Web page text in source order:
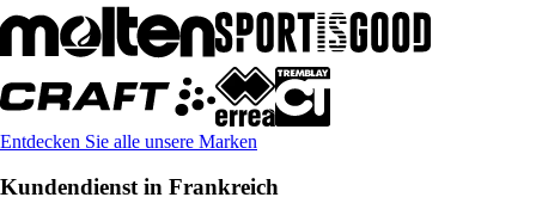
Entdecken Sie alle unsere Marken
Kundendienst in Frankreich